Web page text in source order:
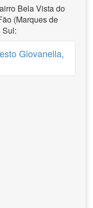
Bela Vista do
(Marques de
Sul:
Giovanella,